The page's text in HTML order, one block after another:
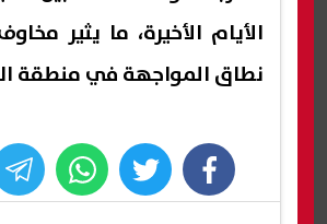
الأيام الأخيرة، ما يثير
نطاق المواجهة في منطقة
facebook
twitter
whats